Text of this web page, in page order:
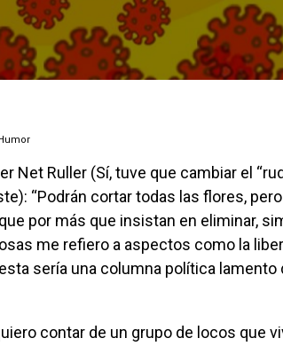
Humor
“Podrán cortar todas las flores,
por más que insistan en eliminar,
me refiero a aspectos como la
sería una columna política